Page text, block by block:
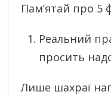
Пам’ятай про 5
Реальний
просить
Лише шахраї